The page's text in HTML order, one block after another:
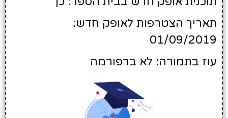
תאריך הצטרפות לאופק חדש:
01/09/2019
עוז בתמורה: לא ברפורמה